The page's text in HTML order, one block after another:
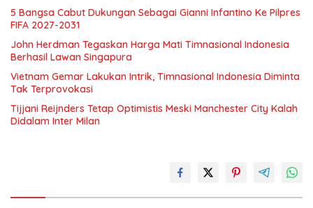
5 Bangsa Cabut Dukungan Sebagai Gianni Infantino Ke Pilpres
FIFA 2027-2031
John Herdman Tegaskan Harga Mati Timnasional Indonesia
Berhasil Lawan Singapura
Vietnam Gemar Lakukan Intrik, Timnasional Indonesia Diminta
Tak Terprovokasi
Tijjani Reijnders Tetap Optimistis Meski Manchester City Kalah
Didalam Inter Milan